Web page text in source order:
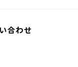
合わせ